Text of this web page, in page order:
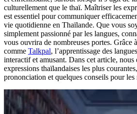
culturellement que le thaï. Maîtriser les
est essentiel pour communiquer
vie quotidienne en Thaïlande. Que vous
simplement passionné par les langues,
vous ouvrira de nombreuses portes. Grâce
comme Talkpal, l’apprentissage des
interactif et amusant. Dans cet article, nous
expressions thaïlandaises les plus
prononciation et quelques conseils pour